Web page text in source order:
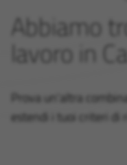
Abbiamo
lavoro in
Prova un'altra
estendi i tuoi criteri di